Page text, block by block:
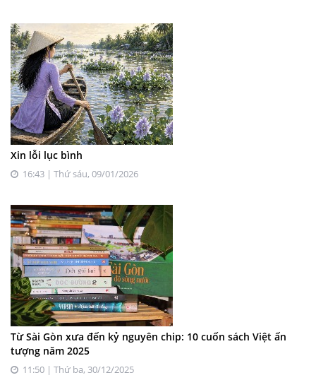
Xin lỗi lục bình
16:43 | Thứ sáu, 09/01/2026
Từ Sài Gòn xưa đến kỷ nguyên chip: 10 cuốn sách Việt ấn
tượng năm 2025
11:50 | Thứ ba, 30/12/2025